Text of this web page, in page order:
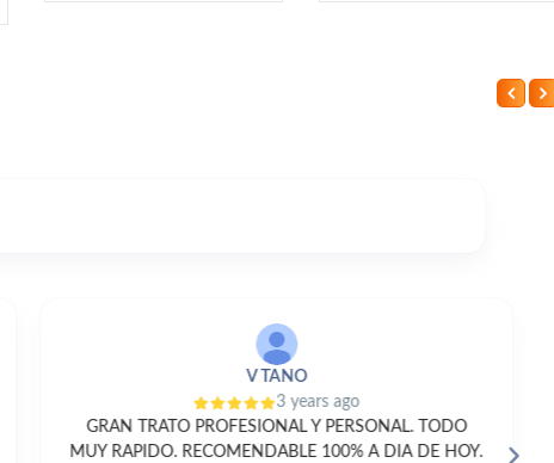
V TANO
3 years ago
GRAN TRATO PROFESIONAL Y PERSONAL. TODO
MUY RAPIDO. RECOMENDABLE 100% A DIA DE HOY.